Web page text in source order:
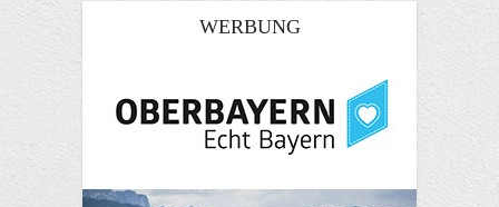
WERBUNG